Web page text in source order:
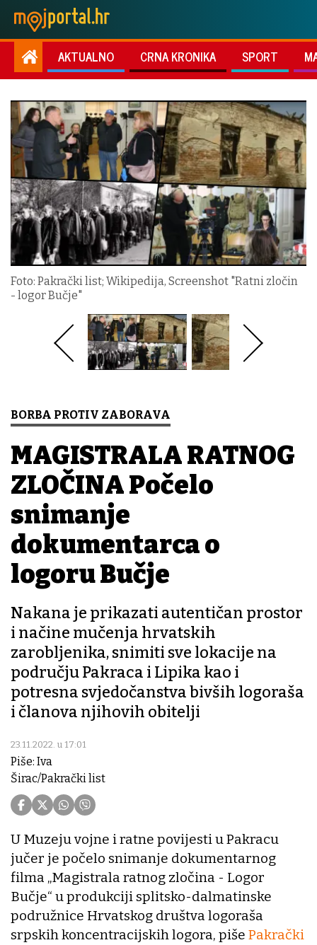
AKTUALNO CRNA KRONIKA SPORT
Foto: Pakrački list; Wikipedija, Screenshot "Ratni zločin
- logor Bučje"
BORBA PROTIV ZABORAVA
MAGISTRALA RATNOG
ZLOČINA Počelo
snimanje
dokumentarca o
logoru Bučje
Nakana je prikazati autentičan prostor
i načine mučenja hrvatskih
zarobljenika, snimiti sve lokacije na
području Pakraca i Lipika kao i
potresna svjedočanstva bivših logoraša
i članova njihovih obitelji
23.11.2022. u 17:01
Piše: Iva
Širac/Pakrački list
U Muzeju vojne i ratne povijesti u Pakracu
jučer je počelo snimanje dokumentarnog
filma „Magistrala ratnog zločina - Logor
Bučje“ u produkciji splitsko-dalmatinske
podružnice Hrvatskog društva logoraša
srpskih koncentracijskih logora, piše Pakrački